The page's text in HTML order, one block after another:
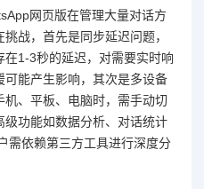
网页版在管理大量对话方
战，首先是同步延迟问题，
1-3秒的延迟，对需要实时响
能产生影响，其次是多设备
、平板、电脑时，需手动切
功能如数据分析、对话统计
需依赖第三方工具进行深度分